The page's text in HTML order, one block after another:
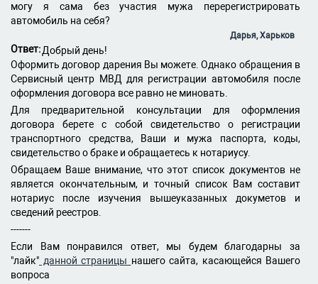
могу я сама без участия мужа перерегистрировать
автомобиль на себя?
Дарья, Харьков
Ответ:Добрый день!
Оформить договор дарения Вы можете. Однако обращения в
Сервисный центр МВД для регистрации автомобиля после
оформления договора все равно не миновать.
Для предварительной консультации для оформления
договора берете с собой свидетельство о регистрации
транспортного средства, Ваши и мужа паспорта, коды,
свидетельство о браке и обращаетесь к нотариусу.
Обращаем Ваше внимание, что этот список документов не
является окончательным, и точный список Вам составит
нотариус после изучения вышеуказанных докуметов и
сведений реестров.
-------
Если Вам понравился ответ, мы будем благодарны за
"лайк" данной страницы нашего сайта, касающейся Вашего
вопроса